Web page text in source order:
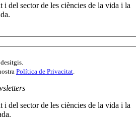
i del sector de les ciències de la vida i la
Política de Privacitat
i del sector de les ciències de la vida i la